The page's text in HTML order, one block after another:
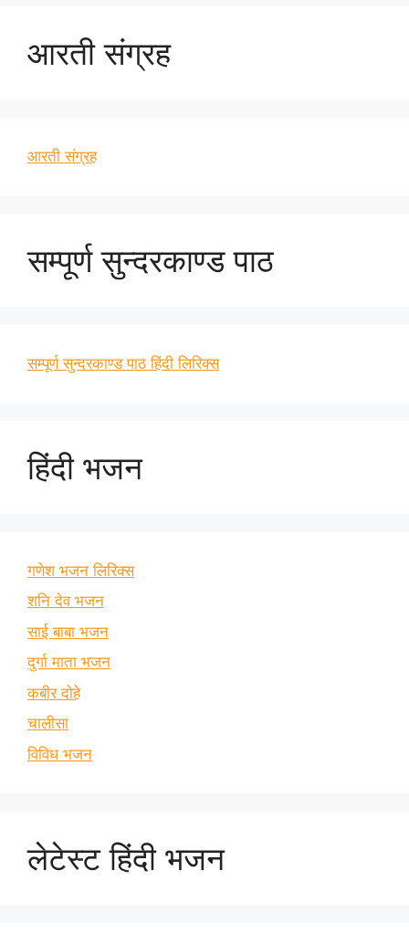
आरती संग्रह
आरती संग्रह
सम्पूर्ण सुन्दरकाण्ड पाठ
सम्पूर्ण सुन्दरकाण्ड पाठ हिंदी लिरिक्स
हिंदी भजन
गणेश भजन लिरिक्स
शनि देव भजन
साई बाबा भजन
दुर्गा माता भजन
कबीर दोहे
चालीसा
विविध भजन
लेटेस्ट हिंदी भजन